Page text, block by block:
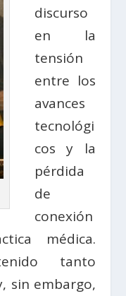
discurso
en la
tensión
entre los
avances
tecnológi
cos y la
pérdida
de
conexión
médica.
tanto
sin embargo,